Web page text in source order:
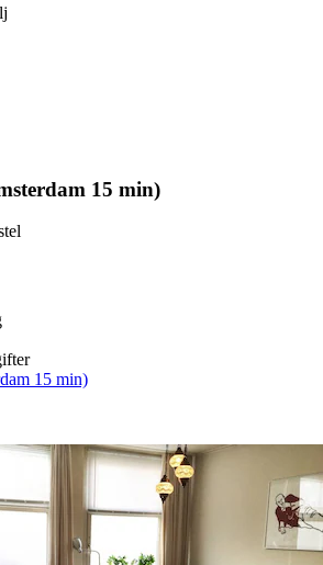
15 min)
15 min)